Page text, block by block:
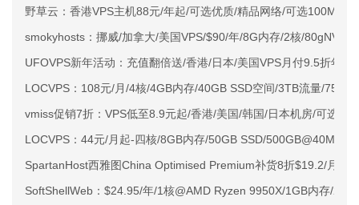
野草云：香港VPS主机88元/年起/可选优质/精品网络/可选100M不
smokyhosts：挪威/加拿大/美国VPS/$90/年/8G内存/2核/
UFOVPS新年活动：充值翻倍送/香港/日本/美国VPS月付9.5折年
LOCVPS：108元/月/4核/4GB内存/40GB SSD空间/3TB流量/
vmiss促销7折：VPS低至8.9元起/香港/美国/韩国/日本机房/可选
LOCVPS：44元/月起-四核/8GB内存/50GB SSD/
SpartanHost西雅图China Optimised Premium补货8折$19.2/月起
SoftShellWeb：$24.95/年/1核@AMD Ryzen 9950X/1GB内存/